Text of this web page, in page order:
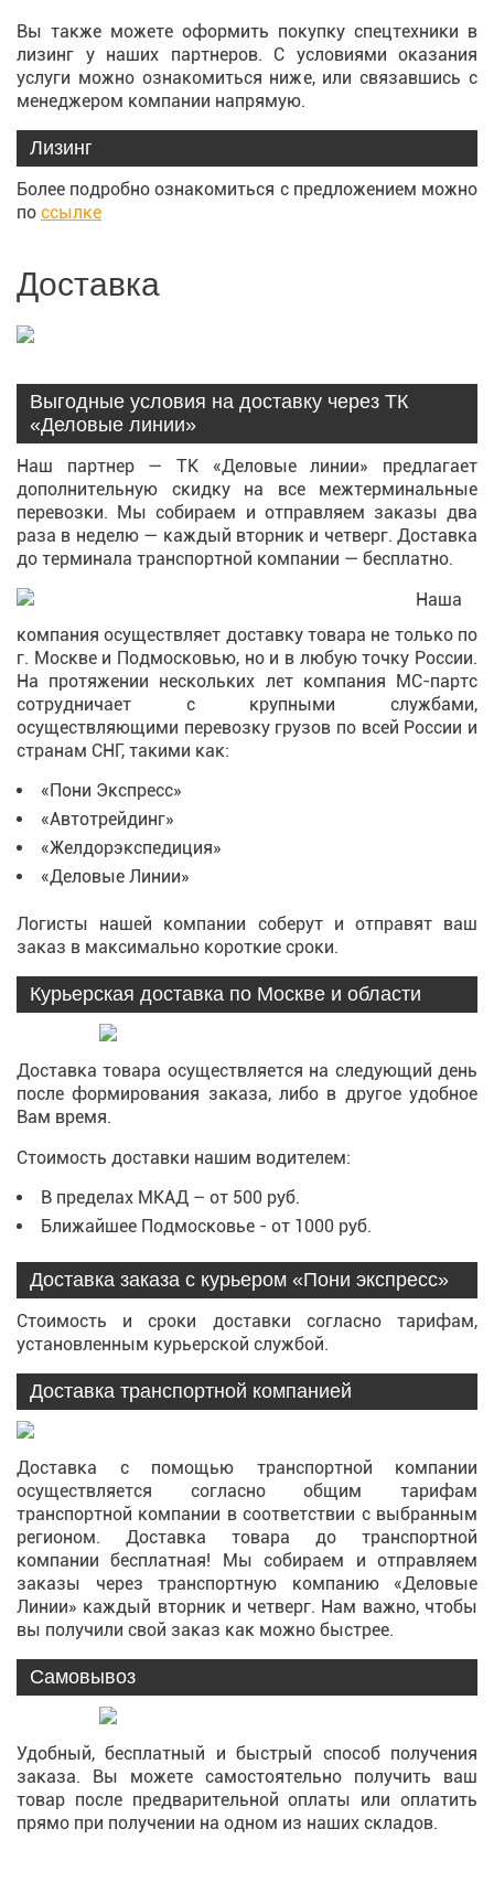
Вы также можете оформить покупку спецтехники в
лизинг у наших партнеров. С условиями оказания
услуги можно ознакомиться ниже, или связавшись с
менеджером компании напрямую.
Лизинг
Более подробно ознакомиться с предложением можно
по ссылке
Доставка
Выгодные условия на доставку через ТК
«Деловые линии»
Наш партнер — ТК «Деловые линии» предлагает
дополнительную скидку на все межтерминальные
перевозки. Мы собираем и отправляем заказы два
раза в неделю — каждый вторник и четверг. Доставка
до терминала транспортной компании — бесплатно.
Наша
компания осуществляет доставку товара не только по
г. Москве и Подмосковью, но и в любую точку России.
На протяжении нескольких лет компания МС-партс
сотрудничает с крупными службами,
осуществляющими перевозку грузов по всей России и
странам СНГ, такими как:
«Пони Экспресс»
«Автотрейдинг»
«Желдорэкспедиция»
«Деловые Линии»
Логисты нашей компании соберут и отправят ваш
заказ в максимально короткие сроки.
Курьерская доставка по Москве и области
Доставка товара осуществляется на следующий день
после формирования заказа, либо в другое удобное
Вам время.
Стоимость доставки нашим водителем:
В пределах МКАД – от 500 руб.
Ближайшее Подмосковье - от 1000 руб.
Доставка заказа с курьером «Пони экспресс»
Стоимость и сроки доставки согласно тарифам,
установленным курьерской службой.
Доставка транспортной компанией
Доставка с помощью транспортной компании
осуществляется согласно общим тарифам
транспортной компании в соответствии с выбранным
регионом. Доставка товара до транспортной
компании бесплатная! Мы собираем и отправляем
заказы через транспортную компанию «Деловые
Линии» каждый вторник и четверг. Нам важно, чтобы
вы получили свой заказ как можно быстрее.
Самовывоз
Удобный, бесплатный и быстрый способ получения
заказа. Вы можете самостоятельно получить ваш
товар после предварительной оплаты или оплатить
прямо при получении на одном из наших складов.